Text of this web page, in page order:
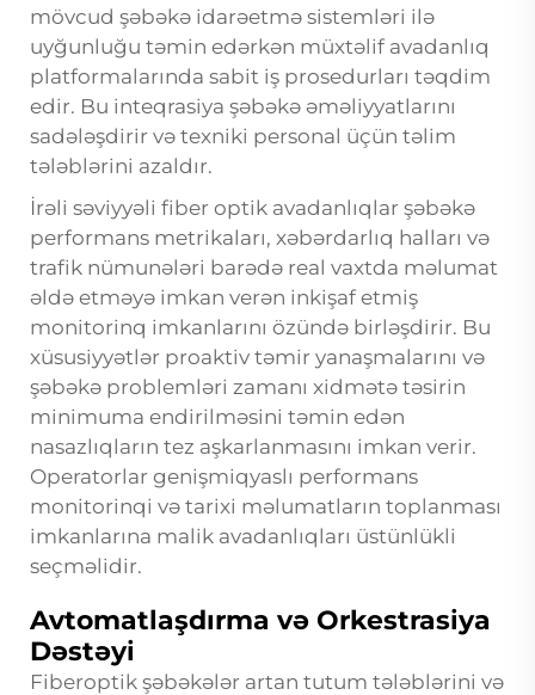
mövcud şəbəkə idarəetmə sistemləri ilə
uyğunluğu təmin edərkən müxtəlif avadanlıq
platformalarında sabit iş prosedurları təqdim
edir. Bu inteqrasiya şəbəkə əməliyyatlarını
sadələşdirir və texniki personal üçün təlim
tələblərini azaldır.
İrəli səviyyəli fiber optik avadanlıqlar şəbəkə
performans metrikaları, xəbərdarlıq halları və
trafik nümunələri barədə real vaxtda məlumat
əldə etməyə imkan verən inkişaf etmiş
monitorinq imkanlarını özündə birləşdirir. Bu
xüsusiyyətlər proaktiv təmir yanaşmalarını və
şəbəkə problemləri zamanı xidmətə təsirin
minimuma endirilməsini təmin edən
nasazlıqların tez aşkarlanmasını imkan verir.
Operatorlar genişmiqyaslı performans
monitorinqi və tarixi məlumatların toplanması
imkanlarına malik avadanlıqları üstünlükli
seçməlidir.
Avtomatlaşdırma və Orkestrasiya
Dəstəyi
Fiberoptik şəbəkələr artan tutum tələblərini və